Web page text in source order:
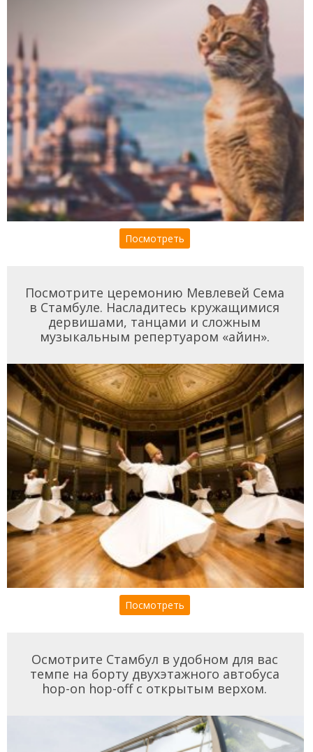
Посмотреть
Посмотрите церемонию Мевлевей Сема
в Стамбуле. Насладитесь кружащимися
дервишами, танцами и сложным
музыкальным репертуаром «айин».
Посмотреть
Осмотрите Стамбул в удобном для вас
темпе на борту двухэтажного автобуса
hop-on hop-off с открытым верхом.